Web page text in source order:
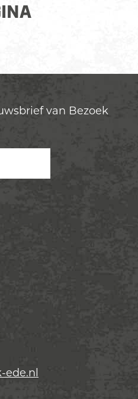
van Bezoek